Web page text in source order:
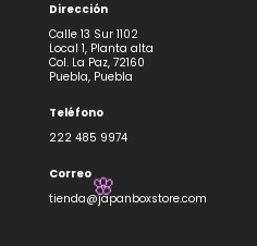
Dirección
Calle 13 Sur 1102
Local 1, Planta alta
Col. La Paz, 72160
Puebla, Puebla
Teléfono
222 485 9974
Correo
tienda@japanboxstore.com
🌸